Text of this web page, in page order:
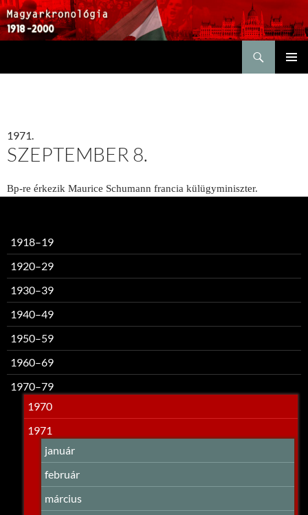
1971.
SZEPTEMBER 8.
Bp-re érkezik Maurice Schumann francia külügy­miniszter.
1918–19
1920–29
1930–39
1940–49
1950–59
1960–69
1970–79
1970
1971
január
február
március